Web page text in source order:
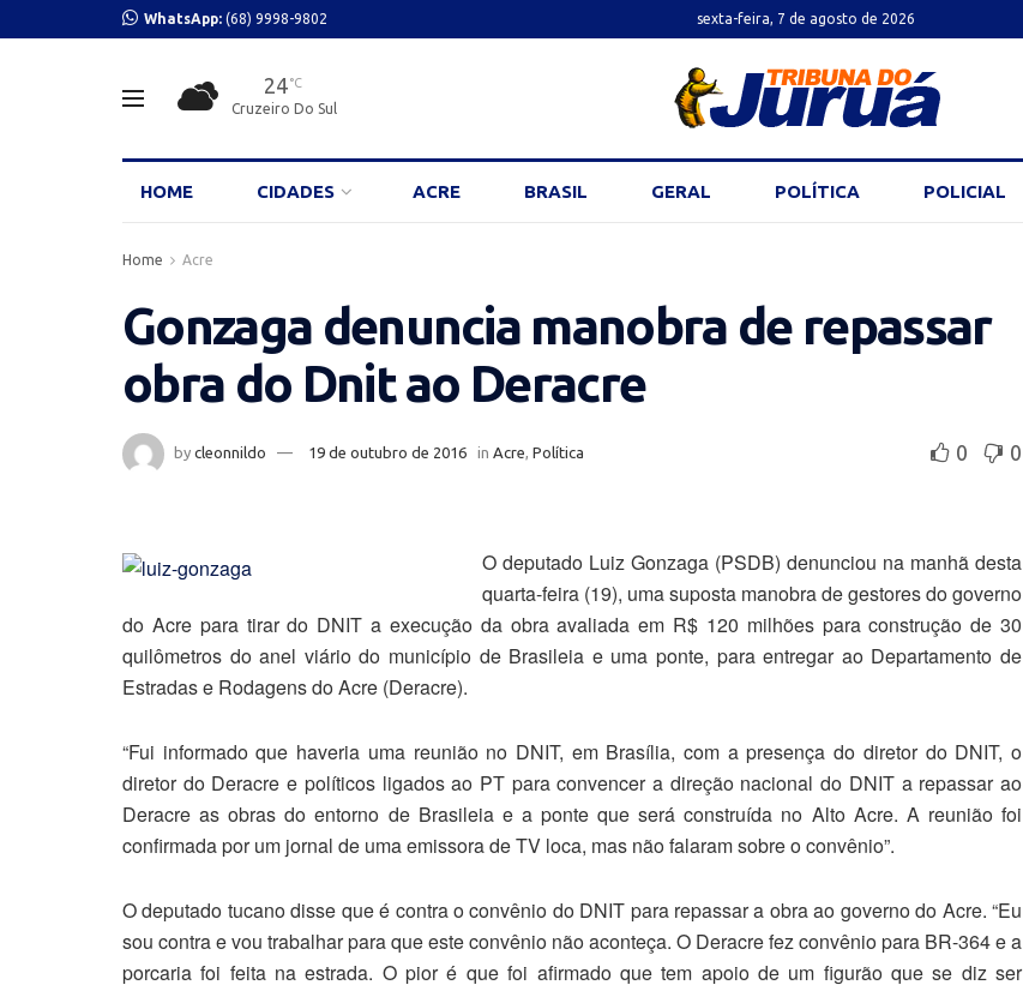
WhatsApp: (68) 9998-9802 sexta-feira, 7 de agosto de 2026
24 °C
Cruzeiro Do Sul
HOME CIDADES ACRE BRASIL GERAL POLÍTICA POLICIAL
Home Acre
Gonzaga denuncia manobra de repassar
obra do Dnit ao Deracre
by cleonnildo 19 de outubro de 2016 in Acre Política 0 0
O deputado Luiz Gonzaga (PSDB) denunciou na manhã desta
quarta-feira (19), uma suposta manobra de gestores do governo
do Acre para tirar do DNIT a execução da obra avaliada em R$ 120 milhões para construção de 30
quilômetros do anel viário do município de Brasileia e uma ponte, para entregar ao Departamento de
Estradas e Rodagens do Acre (Deracre).
“Fui informado que haveria uma reunião no DNIT, em Brasília, com a presença do diretor do DNIT, o
diretor do Deracre e políticos ligados ao PT para convencer a direção nacional do DNIT a repassar ao
Deracre as obras do entorno de Brasileia e a ponte que será construída no Alto Acre. A reunião foi
confirmada por um jornal de uma emissora de TV loca, mas não falaram sobre o convênio”.
O deputado tucano disse que é contra o convênio do DNIT para repassar a obra ao governo do Acre. “Eu
sou contra e vou trabalhar para que este convênio não aconteça. O Deracre fez convênio para BR-364 e a
porcaria foi feita na estrada. O pior é que foi afirmado que tem apoio de um figurão que se diz ser